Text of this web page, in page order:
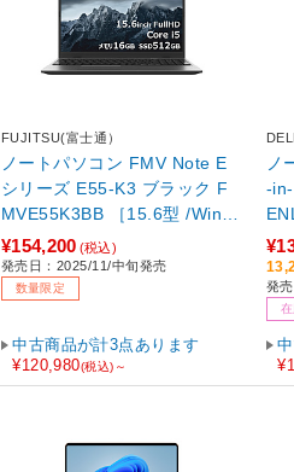
FUJITSU(富士通）
ノートパソコン FMV Note E
シリーズ E55-K3 ブラック F
MVE55K3BB ［15.6型 /Wind
ows11 Home /intel Core i5 /
メモリ：16GB /SSD：512GB
/M365 (24か月) or Office 選択
25年10月モデル］ 【sof00
1】
¥154,200 (税込)
発売日：2025/11/中旬発売
数量限定
中古商品が計3点あります
¥120,980(税込)～
ノ
-
リ
語
デ
発